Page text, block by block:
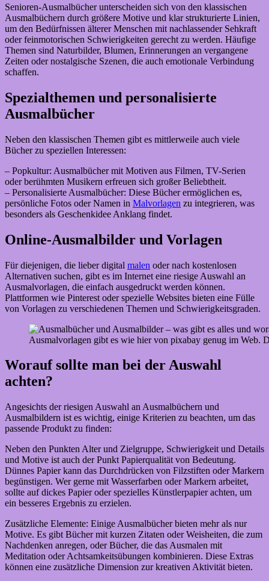
Senioren-Ausmalbücher unterscheiden sich von den klassischen
Ausmalbüchern durch größere Motive und klar strukturierte Linien,
um den Bedürfnissen älterer Menschen mit nachlassender Sehkraft
oder feinmotorischen Schwierigkeiten gerecht zu werden. Häufige
Themen sind Naturbilder, Blumen, Erinnerungen an vergangene
Zeiten oder nostalgische Szenen, die auch emotionale Verbindung
schaffen.
Spezialthemen und personalisierte
Ausmalbücher
Neben den klassischen Themen gibt es mittlerweile auch viele
Bücher zu speziellen Interessen:
– Popkultur: Ausmalbücher mit Motiven aus Filmen, TV-Serien
oder berühmten Musikern erfreuen sich großer Beliebtheit.
– Personalisierte Ausmalbücher: Diese Bücher ermöglichen es,
persönliche Fotos oder Namen in Malvorlagen zu integrieren, was
besonders als Geschenkidee Anklang findet.
Online-Ausmalbilder und Vorlagen
Für diejenigen, die lieber digital malen oder nach kostenlosen
Alternativen suchen, gibt es im Internet eine riesige Auswahl an
Ausmalvorlagen, die einfach ausgedruckt werden können.
Plattformen wie Pinterest oder spezielle Websites bieten eine Fülle
von Vorlagen zu verschiedenen Themen und Schwierigkeitsgraden.
Ausmalvorlagen gibt es wie hier von pixabay genug im Web.
Worauf sollte man bei der Auswahl
achten?
Angesichts der riesigen Auswahl an Ausmalbüchern und
Ausmalbildern ist es wichtig, einige Kriterien zu beachten, um das
passende Produkt zu finden:
Neben den Punkten Alter und Zielgruppe, Schwierigkeit und Details
und Motive ist auch der Punkt Papierqualität von Bedeutung.
Dünnes Papier kann das Durchdrücken von Filzstiften oder Markern
begünstigen. Wer gerne mit Wasserfarben oder Markern arbeitet,
sollte auf dickes Papier oder spezielles Künstlerpapier achten, um
ein besseres Ergebnis zu erzielen.
Zusätzliche Elemente: Einige Ausmalbücher bieten mehr als nur
Motive. Es gibt Bücher mit kurzen Zitaten oder Weisheiten, die zum
Nachdenken anregen, oder Bücher, die das Ausmalen mit
Meditation oder Achtsamkeitsübungen kombinieren. Diese Extras
können eine zusätzliche Dimension zur kreativen Aktivität bieten.